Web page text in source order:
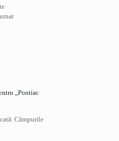
„Pontiac
Câmpurile